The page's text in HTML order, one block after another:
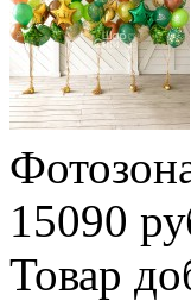
15090
Товар